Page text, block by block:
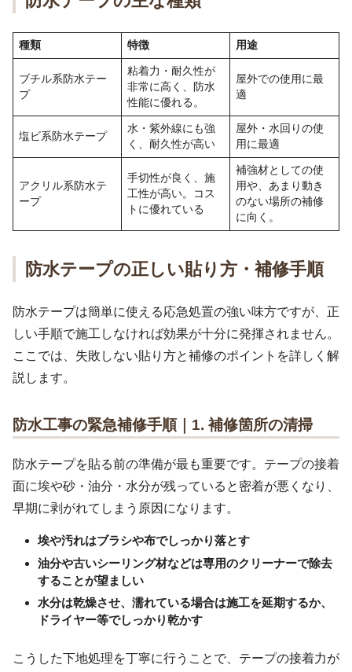
種類 特徴 用途
ブチル系防水テー
プ
粘着力・耐久性が
非常に高く、防水
性能に優れる。
屋外での使用に最
適
塩ビ系防水テープ
水・紫外線にも強
く、耐久性が高い
屋外・水回りの使
用に最適
アクリル系防水テ
ープ
手切性が良く、施
工性が高い。コス
トに優れている
補強材としての使
用や、あまり動き
のない場所の補修
に向く。
防水テープの正しい貼り方・補修手順
防水テープは簡単に使える応急処置の強い味方ですが、正
しい手順で施工しなければ効果が十分に発揮されません。
ここでは、失敗しない貼り方と補修のポイントを詳しく解
説します。
防水工事の緊急補修手順｜1. 補修箇所の清掃
防水テープを貼る前の準備が最も重要です。テープの接着
面に埃や砂・油分・水分が残っていると密着が悪くなり、
早期に剥がれてしまう原因になります。
埃や汚れはブラシや布でしっかり落とす
油分や古いシーリング材などは専用のクリーナーで除去
することが望ましい
水分は乾燥させ、濡れている場合は施工を延期するか、
ドライヤー等でしっかり乾かす
こうした下地処理を丁寧に行うことで、テープの接着力が